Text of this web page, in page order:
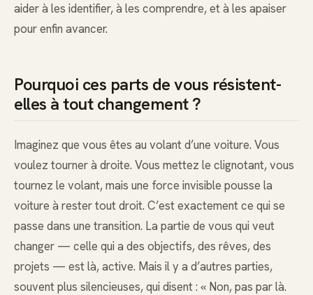
aider à les identifier, à les comprendre, et à les apaiser
pour enfin avancer.
Pourquoi ces parts de vous résistent-
elles à tout changement ?
Imaginez que vous êtes au volant d’une voiture. Vous
voulez tourner à droite. Vous mettez le clignotant, vous
tournez le volant, mais une force invisible pousse la
voiture à rester tout droit. C’est exactement ce qui se
passe dans une transition. La partie de vous qui veut
changer — celle qui a des objectifs, des rêves, des
projets — est là, active. Mais il y a d’autres parties,
souvent plus silencieuses, qui disent : « Non, pas par là.